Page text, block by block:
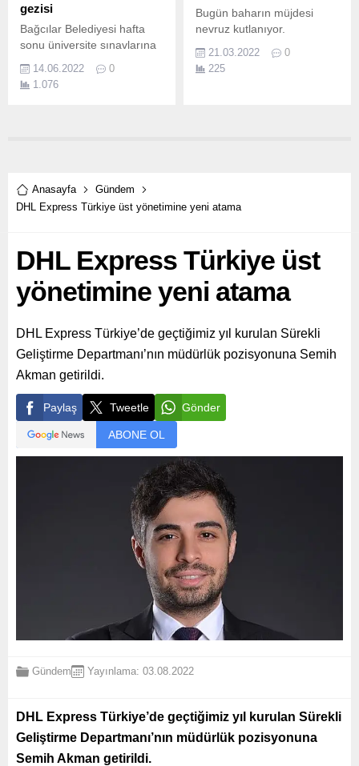
gezisi
Bağcılar Belediyesi hafta
sonu üniversite sınavlarına
girecek adaylar için
motivasyon gezisi
düzenledi.
14.06.2022
0
1.076
Bugün baharın müjdesi
nevruz kutlanıyor.
21.03.2022
0
225
Anasayfa
Gündem
DHL Express Türkiye üst yönetimine yeni atama
DHL Express Türkiye üst
yönetimine yeni atama
DHL Express Türkiye’de geçtiğimiz yıl kurulan Sürekli
Geliştirme Departmanı’nın müdürlük pozisyonuna Semih
Akman getirildi.
Paylaş Tweetle Gönder
ABONE OL
Gündem Yayınlama: 03.08.2022
DHL Express Türkiye’de geçtiğimiz yıl kurulan Sürekli
Geliştirme Departmanı’nın müdürlük pozisyonuna
Semih Akman getirildi.